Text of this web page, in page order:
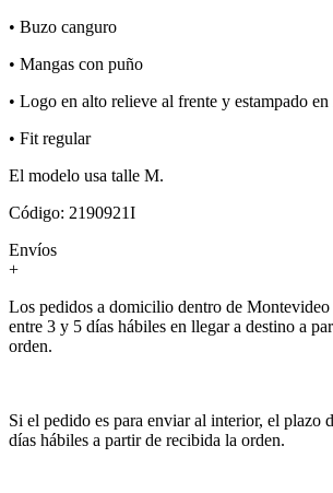
• Buzo canguro
• Mangas con puño
• Logo en alto relieve al frente y estampado en
• Fit regular
El modelo usa talle M.
Código: 2190921I
Envíos
+
Los pedidos a domicilio dentro de Montevideo
entre 3 y 5 días hábiles en llegar a destino a
orden.
Si el pedido es para enviar al interior, el plazo
días hábiles a partir de recibida la orden.